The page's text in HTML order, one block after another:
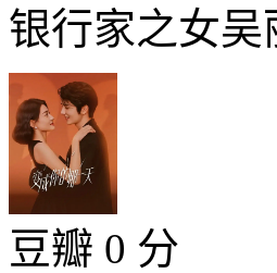
银行家之女
豆瓣 0 分